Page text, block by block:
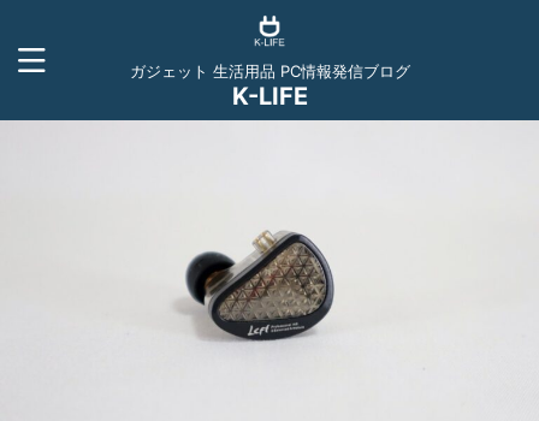
ガジェット 生活用品 PC情報発信ブログ
K-LIFE